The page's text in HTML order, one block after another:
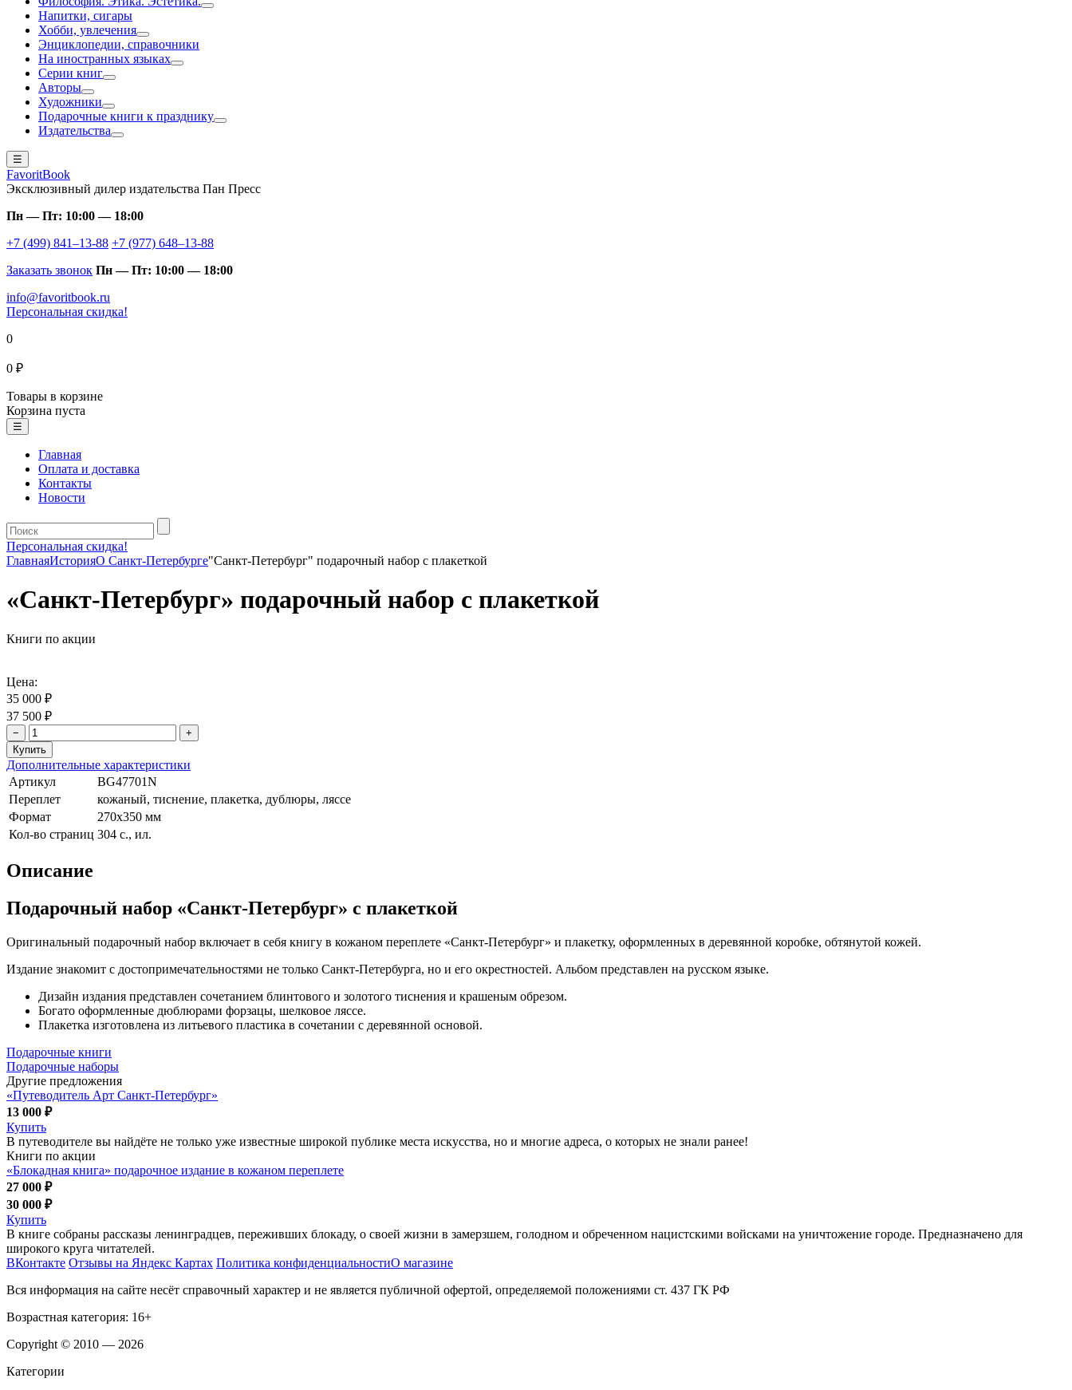
Напитки, сигары
Хобби, увлечения
Энциклопедии, справочники
На иностранных языках
Серии книг
Авторы
Художники
Подарочные книги к празднику
Издательства
☰
FavoritBook
Эксклюзивный дилер издательства Пан Пресс
Пн — Пт: 10:00 — 18:00
+7 (499) 841–13-88 +7 (977) 648–13-88
Заказать звонок Пн — Пт: 10:00 — 18:00
info@favoritbook.ru
Персональная скидка!
0
0 ₽
Товары в корзине
Корзина пуста
☰
Главная
Оплата и доставка
Контакты
Новости
Персональная скидка!
ГлавнаяИсторияО Санкт-Петербурге"Санкт-Петербург" подарочный набор с плакеткой
«Санкт-Петербург» подарочный набор с плакеткой
Книги по акции
Цена:
35 000 ₽
37 500 ₽
− +
Дополнительные характеристики
Артикул
BG47701N
Переплет
кожаный, тиснение, плакетка, дублюры, ляссе
Формат
270х350 мм
Кол-во страниц 304 с., ил.
Описание
Подарочный набор «Санкт-Петербург» с плакеткой
Оригинальный подарочный набор включает в себя книгу в кожаном переплете «Санкт-Петербург» и плакетку, оформленных в деревянной коробке, обтянутой кожей.
Издание знакомит с достопримечательностями не только Санкт-Петербурга, но и его окрестностей. Альбом представлен на русском языке.
Дизайн издания представлен сочетанием блинтового и золотого тиснения и крашеным обрезом.
Богато оформленные дюблюрами форзацы, шелковое ляссе.
Плакетка изготовлена из литьевого пластика в сочетании с деревянной основой.
Подарочные книги
Подарочные наборы
Другие предложения
«Путеводитель Арт Санкт-Петербург»
13 000 ₽
Купить
В путеводителе вы найдёте не только уже известные широкой публике места искусства, но и многие адреса, о которых не знали ранее!
Книги по акции
«Блокадная книга» подарочное издание в кожаном переплете
27 000 ₽
30 000 ₽
Купить
В книге собраны рассказы ленинградцев, переживших блокаду, о своей жизни в замерзшем, голодном и обреченном нацистскими войсками на уничтожение городе. Предназначено для
широкого круга читателей.
ВКонтакте Отзывы на Яндекс Картах Политика конфиденциальностиО магазине
Вся информация на сайте несёт справочный характер и не является публичной офертой, определяемой положениями ст. 437 ГК РФ
Возрастная категория: 16+
Copyright © 2010 — 2026
Категории